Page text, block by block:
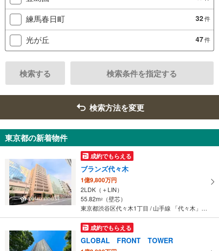
練馬春日町 32件
光が丘 47件
検索する 検索条件を指定する
検索方法を変更
東京都の新着物件
成約でもらえる
ブランズ代々木
1億9,800万円
2LDK（＋LIN）
55.82m2
（壁芯）
東京都渋谷区代々木1丁目 / 山手線 「代々木」駅 徒歩1分
成約でもらえる
GLOBAL FRONT TOWER